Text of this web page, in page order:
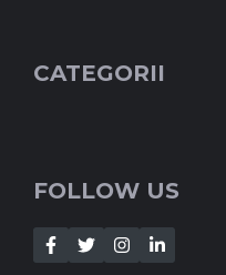
CATEGORII
FOLLOW US